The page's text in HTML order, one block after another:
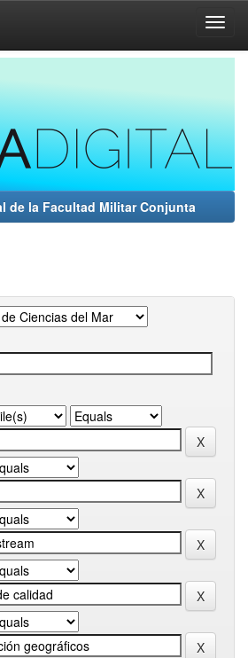
de la Facultad Militar Conjunta